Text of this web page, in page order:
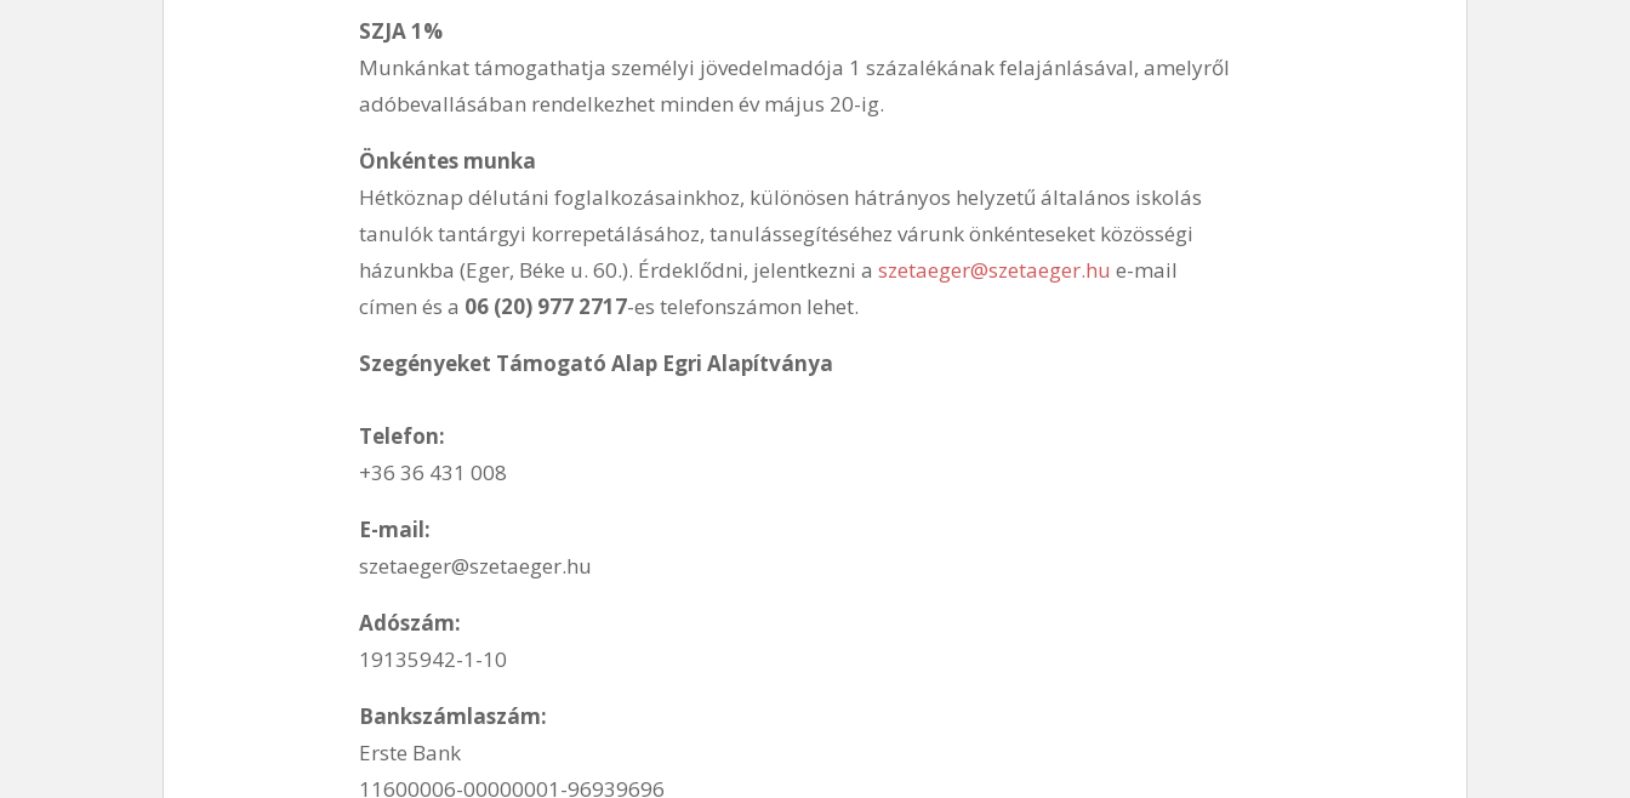
SZJA 1%
Munkánkat támogathatja személyi jövedelmadója 1 százalékának felajánlásával, amelyről
adóbevallásában rendelkezhet minden év május 20-ig.
Önkéntes munka
Hétköznap délutáni foglalkozásainkhoz, különösen hátrányos helyzetű általános iskolás
tanulók tantárgyi korrepetálásához, tanulássegítéséhez várunk önkénteseket közösségi
házunkba (Eger, Béke u. 60.). Érdeklődni, jelentkezni aszetaeger@szetaeger.hu e-mail
címen és a 06 (20) 977 2717-es telefonszámon lehet.
Szegényeket Támogató Alap Egri Alapítványa
Telefon:
+36 36 431 008
E-mail:
szetaeger@szetaeger.hu
Adószám:
19135942-1-10
Bankszámlaszám:
Erste Bank
11600006-00000001-96939696